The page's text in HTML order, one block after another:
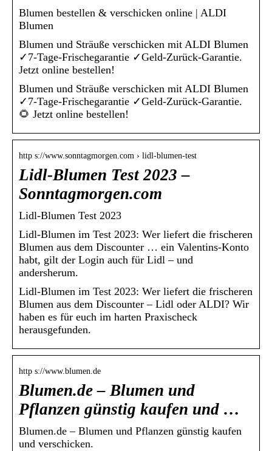
Blumen bestellen & verschicken online | ALDI
Blumen
Blumen und Sträuße verschicken mit ALDI Blumen
✓7-Tage-Frischegarantie ✓Geld-Zurück-Garantie.
Jetzt online bestellen!
Blumen und Sträuße verschicken mit ALDI Blumen
✓7-Tage-Frischegarantie ✓Geld-Zurück-Garantie.
🌻 Jetzt online bestellen!
http s://www.sonntagmorgen.com › lidl-blumen-test
Lidl-Blumen Test 2023 –
Sonntagmorgen.com
Lidl-Blumen Test 2023
Lidl-Blumen im Test 2023: Wer liefert die frischeren
Blumen aus dem Discounter … ein Valentins-Konto
habt, gilt der Login auch für Lidl – und
andersherum.
Lidl-Blumen im Test 2023: Wer liefert die frischeren
Blumen aus dem Discounter – Lidl oder ALDI? Wir
haben es für euch im harten Praxischeck
herausgefunden.
http s://www.blumen.de
Blumen.de – Blumen und
Pflanzen günstig kaufen und …
Blumen.de – Blumen und Pflanzen günstig kaufen
und verschicken.